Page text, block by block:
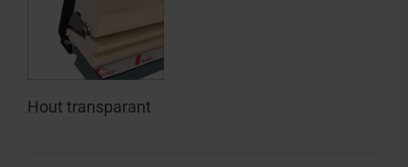
Hout transparant